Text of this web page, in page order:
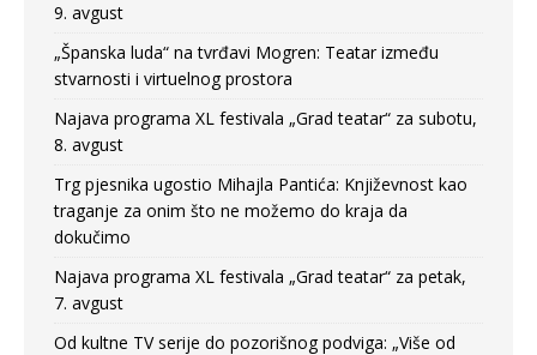
9. avgust
„Španska luda“ na tvrđavi Mogren: Teatar između
stvarnosti i virtuelnog prostora
Najava programa XL festivala „Grad teatar“ za subotu,
8. avgust
Trg pjesnika ugostio Mihajla Pantića: Književnost kao
traganje za onim što ne možemo do kraja da
dokučimo
Najava programa XL festivala „Grad teatar“ za petak,
7. avgust
Od kultne TV serije do pozorišnog podviga: „Više od